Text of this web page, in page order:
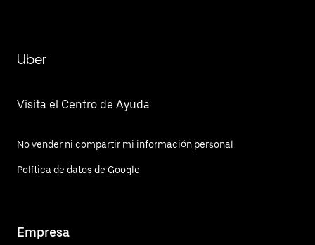
Uber
Visita el Centro de Ayuda
No vender ni compartir mi información personal
Política de datos de Google
Empresa